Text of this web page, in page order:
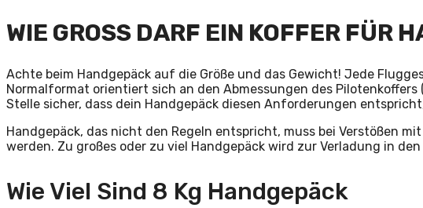
WIE GROSS DARF EIN KOFFER FÜR
Achte beim Handgepäck auf die Größe und das Gewicht! Jede
Normalformat orientiert sich an den Abmessungen des
Stelle sicher, dass dein Handgepäck diesen Anforderungen
Handgepäck, das nicht den Regeln entspricht, muss bei Verstößen
werden. Zu großes oder zu viel Handgepäck wird zur Verladung in
Wie Viel Sind 8 Kg Handgepäck